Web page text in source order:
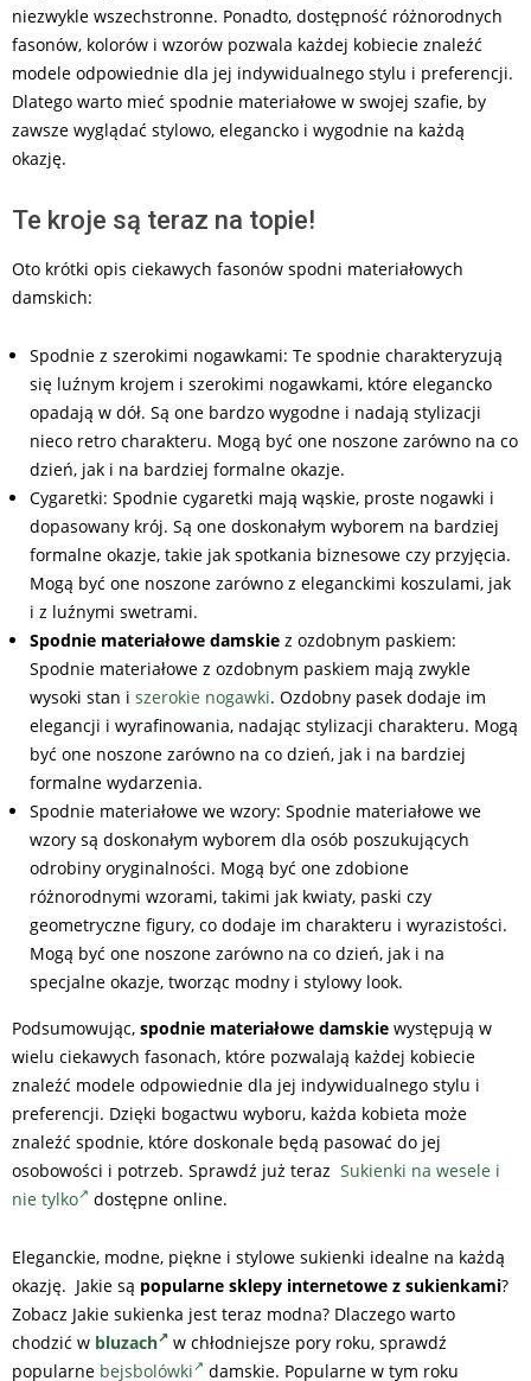
niezwykle wszechstronne. Ponadto, dostępność różnorodnych
fasonów, kolorów i wzorów pozwala każdej kobiecie znaleźć
modele odpowiednie dla jej indywidualnego stylu i preferencji.
Dlatego warto mieć spodnie materiałowe w swojej szafie, by
zawsze wyglądać stylowo, elegancko i wygodnie na każdą
okazję.
Te kroje są teraz na topie!
Oto krótki opis ciekawych fasonów spodni materiałowych
damskich:
Spodnie z szerokimi nogawkami: Te spodnie charakteryzują
się luźnym krojem i szerokimi nogawkami, które elegancko
opadają w dół. Są one bardzo wygodne i nadają stylizacji
nieco retro charakteru. Mogą być one noszone zarówno na co
dzień, jak i na bardziej formalne okazje.
Cygaretki: Spodnie cygaretki mają wąskie, proste nogawki i
dopasowany krój. Są one doskonałym wyborem na bardziej
formalne okazje, takie jak spotkania biznesowe czy przyjęcia.
Mogą być one noszone zarówno z eleganckimi koszulami, jak
i z luźnymi swetrami.
Spodnie materiałowe damskie z ozdobnym paskiem:
Spodnie materiałowe z ozdobnym paskiem mają zwykle
wysoki stan i szerokie nogawki. Ozdobny pasek dodaje im
elegancji i wyrafinowania, nadając stylizacji charakteru. Mogą
być one noszone zarówno na co dzień, jak i na bardziej
formalne wydarzenia.
Spodnie materiałowe we wzory: Spodnie materiałowe we
wzory są doskonałym wyborem dla osób poszukujących
odrobiny oryginalności. Mogą być one zdobione
różnorodnymi wzorami, takimi jak kwiaty, paski czy
geometryczne figury, co dodaje im charakteru i wyrazistości.
Mogą być one noszone zarówno na co dzień, jak i na
specjalne okazje, tworząc modny i stylowy look.
Podsumowując, spodnie materiałowe damskie występują w
wielu ciekawych fasonach, które pozwalają każdej kobiecie
znaleźć modele odpowiednie dla jej indywidualnego stylu i
preferencji. Dzięki bogactwu wyboru, każda kobieta może
znaleźć spodnie, które doskonale będą pasować do jej
osobowości i potrzeb. Sprawdź już teraz Sukienki na wesele i
nie tylko
dostępne online.
Eleganckie, modne, piękne i stylowe sukienki idealne na każdą
okazję. Jakie są popularne sklepy internetowe z sukienkami?
Zobacz Jakie sukienka jest teraz modna? Dlaczego warto
chodzić w bluzach
w chłodniejsze pory roku, sprawdź
popularne bejsbolówki damskie. Popularne w tym roku